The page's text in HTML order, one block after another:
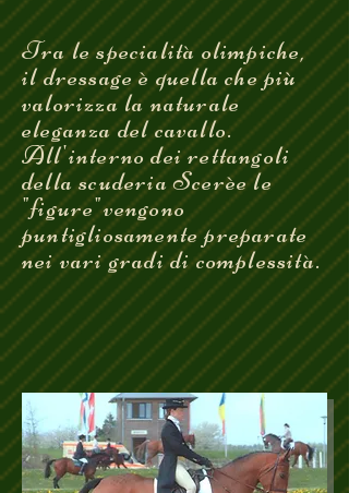
Tra le specialità olimpiche,
il dressage è quella che più
valorizza la naturale
eleganza del cavallo.
All'interno dei rettangoli
della scuderia Scerèe le
"figure"vengono
puntigliosamente preparate
nei vari gradi di complessità.